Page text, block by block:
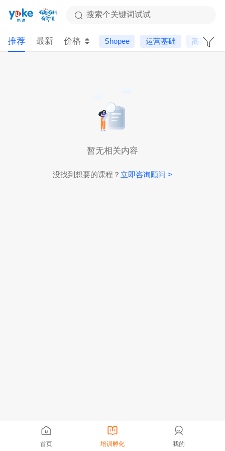
搜索个关键词试试
推荐 最新 价格 Shopee 运营基础 高阶课
暂无相关内容
没找到想要的课程？ 立即咨询顾问 >
首页 培训孵化 我的